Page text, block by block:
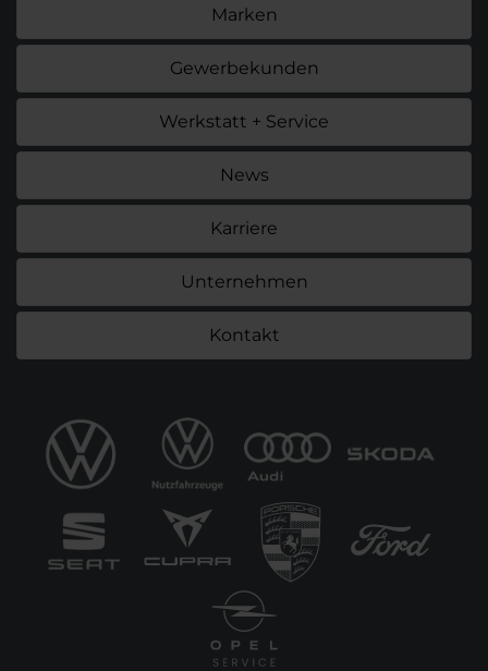
Marken
Gewerbekunden
Werkstatt + Service
News
Karriere
Unternehmen
Kontakt